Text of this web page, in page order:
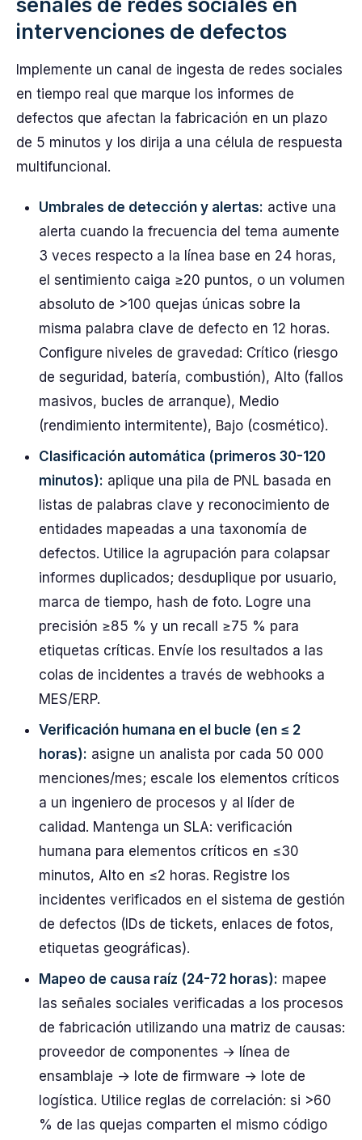
intervenciones de defectos
Implemente un canal de ingesta de redes sociales
en tiempo real que marque los informes de
defectos que afectan la fabricación en un plazo
de 5 minutos y los dirija a una célula de respuesta
multifuncional.
Umbrales de detección y alertas: active una
alerta cuando la frecuencia del tema aumente
3 veces respecto a la línea base en 24 horas,
el sentimiento caiga ≥20 puntos, o un volumen
absoluto de >100 quejas únicas sobre la
misma palabra clave de defecto en 12 horas.
Configure niveles de gravedad: Crítico (riesgo
de seguridad, batería, combustión), Alto (fallos
masivos, bucles de arranque), Medio
(rendimiento intermitente), Bajo (cosmético).
Clasificación automática (primeros 30-120
minutos): aplique una pila de PNL basada en
listas de palabras clave y reconocimiento de
entidades mapeadas a una taxonomía de
defectos. Utilice la agrupación para colapsar
informes duplicados; desduplique por usuario,
marca de tiempo, hash de foto. Logre una
precisión ≥85 % y un recall ≥75 % para
etiquetas críticas. Envíe los resultados a las
colas de incidentes a través de webhooks a
MES/ERP.
Verificación humana en el bucle (en ≤ 2
horas): asigne un analista por cada 50 000
menciones/mes; escale los elementos críticos
a un ingeniero de procesos y al líder de
calidad. Mantenga un SLA: verificación
humana para elementos críticos en ≤30
minutos, Alto en ≤2 horas. Registre los
incidentes verificados en el sistema de gestión
de defectos (IDs de tickets, enlaces de fotos,
etiquetas geográficas).
Mapeo de causa raíz (24-72 horas): mapee
las señales sociales verificadas a los procesos
de fabricación utilizando una matriz de causas:
proveedor de componentes → línea de
ensamblaje → lote de firmware → lote de
logística. Utilice reglas de correlación: si >60
% de las quejas comparten el mismo código